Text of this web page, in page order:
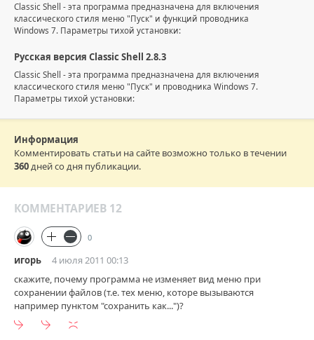
Classic Shell - эта программа предназначена для включения
классического стиля меню "Пуск" и функций проводника
Windows 7. Параметры тихой установки:
Русская версия Classic Shell 2.8.3
Classic Shell - эта программа предназначена для включения
классического стиля меню "Пуск" и проводника Windows 7.
Параметры тихой установки:
Информация
Комментировать статьи на сайте возможно только в течении
360дней со дня публикации.
КОММЕНТАРИЕВ 12
0
игорь
4 июля 2011 00:13
скажите, почему программа не изменяет вид меню при
сохранении файлов (т.е. тех меню, которе вызываются
например пунктом "сохранить как...")?